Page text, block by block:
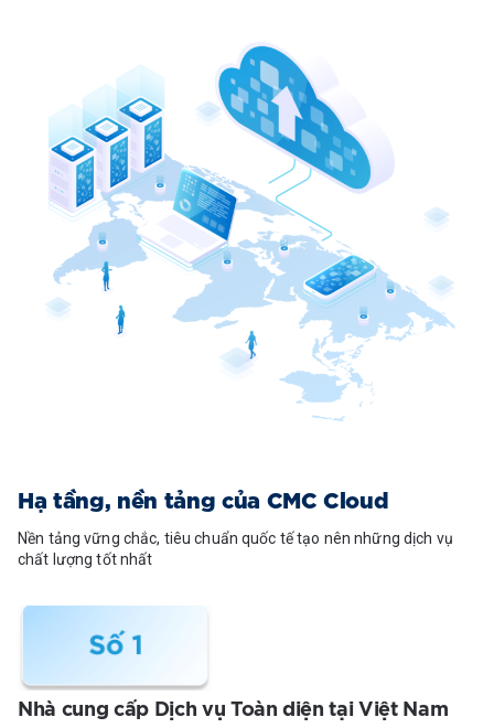
Hạ tầng, nền tảng của CMC Cloud
Nền tảng vững chắc, tiêu chuẩn quốc tế tạo nên những dịch vụ
chất lượng tốt nhất
Nhà cung cấp Dịch vụ Toàn diện tại Việt Nam